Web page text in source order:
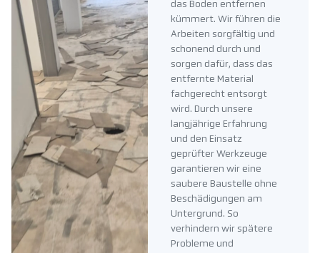
das Boden entfernen
kümmert. Wir führen die
Arbeiten sorgfältig und
schonend durch und
sorgen dafür, dass das
entfernte Material
fachgerecht entsorgt
wird. Durch unsere
langjährige Erfahrung
und den Einsatz
geprüfter Werkzeuge
garantieren wir eine
saubere Baustelle ohne
Beschädigungen am
Untergrund. So
verhindern wir spätere
Probleme und